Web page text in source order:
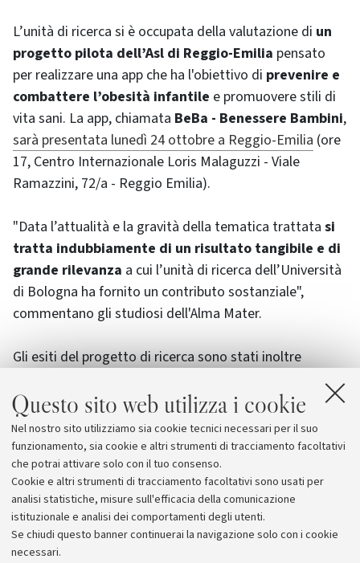
Questo sito web utilizza i cookie
Nel nostro sito utilizziamo sia cookie tecnici necessari per il suo
funzionamento, sia cookie e altri strumenti di tracciamento facoltativi
che potrai attivare solo con il tuo consenso.
Cookie e altri strumenti di tracciamento facoltativi sono usati per
analisi statistiche, misure sull'efficacia della comunicazione
istituzionale e analisi dei comportamenti degli utenti.
Se chiudi questo banner continuerai la navigazione solo con i cookie
necessari.
L’unità di ricerca si è occupata della valutazione di un
progetto pilota dell’Asl di Reggio-Emilia pensato
per realizzare una app che ha l'obiettivo di prevenire e
combattere l’obesità infantile e promuovere stili di
vita sani. La app, chiamata BeBa - Benessere Bambini,
sarà presentata lunedì 24 ottobre a Reggio-Emilia (ore
17, Centro Internazionale Loris Malaguzzi - Viale
Ramazzini, 72/a - Reggio Emilia).
"Data l’attualità e la gravità della tematica trattata si
tratta indubbiamente di un risultato tangibile e di
grande rilevanza a cui l’unità di ricerca dell’Università
di Bologna ha fornito un contributo sostanziale",
commentano gli studiosi dell'Alma Mater.
Gli esiti del progetto di ricerca sono stati inoltre
Un’indagine empirica nel territorio della ASL di
Reggio-Emilia", curato da Riccardo Prandini, Gianluca
Maestri e Andrea Bassi, pubblicato da Franco Angeli e
disponibile anche in versione Open Access